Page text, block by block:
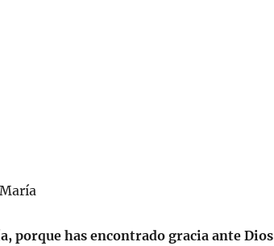
porque has encontrado gracia ante Dios